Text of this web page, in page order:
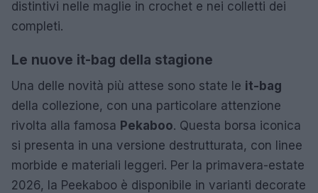
distintivi nelle maglie in crochet e nei colletti dei
completi.
Le nuove it-bag della stagione
Una delle novità più attese sono state le it-bag
della collezione, con una particolare attenzione
rivolta alla famosa Pekaboo. Questa borsa iconica
si presenta in una versione destrutturata, con linee
morbide e materiali leggeri. Per la primavera-estate
2026, la Peekaboo è disponibile in varianti decorate